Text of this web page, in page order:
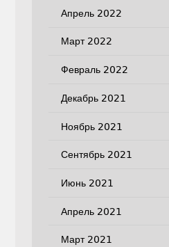
Апрель 2022
Март 2022
Февраль 2022
Декабрь 2021
Ноябрь 2021
Сентябрь 2021
Июнь 2021
Апрель 2021
Март 2021